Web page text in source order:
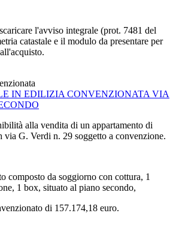
l'avviso integrale (prot. 7481 del
catastale e il modulo da presentare per
IN EDILIZIA CONVENZIONATA VIA
alla vendita di un appartamento di
via G. Verdi n. 29 soggetto a convenzione.
composto da soggiorno con cottura, 1
1 box, situato al piano secondo,
di 157.174,18 euro.